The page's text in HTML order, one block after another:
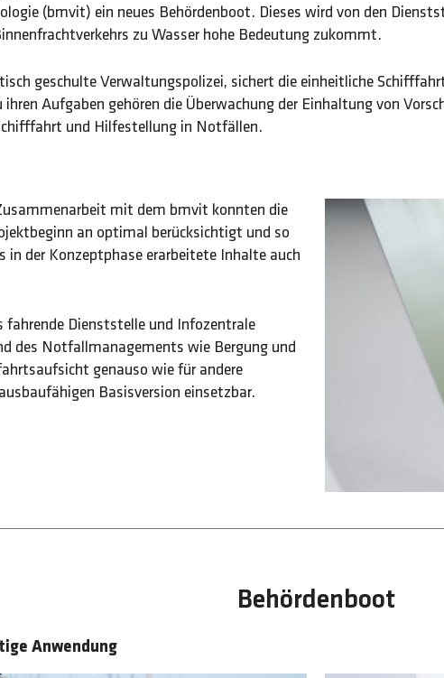
(bmvit) ein neues Behördenboot. Dieses wird von den
zu Wasser hohe Bedeutung zukommt.
geschulte Verwaltungspolizei, sichert die einheitliche
Aufgaben gehören die Überwachung der Einhaltung von
und Hilfestellung in Notfällen.
mit dem bmvit konnten die
an optimal berücksichtigt und so
in der Konzeptphase erarbeitete Inhalte auch
Dienststelle und Infozentrale
des Notfallmanagements wie Bergung und
genauso wie für andere
Basisversion einsetzbar.
Behördenboot
Anwendung